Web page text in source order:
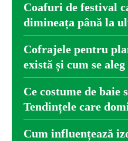
Coafuri de festival
dimineața până la
Cofrajele pentru
există și cum se aleg
Ce costume de baie
Tendințele care
Cum influențează